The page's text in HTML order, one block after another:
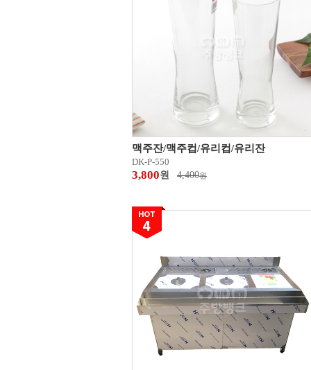
맥주잔/맥주컵/유리컵/유리잔
DK-P-550
3,800원 4,400원